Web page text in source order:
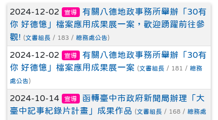
文章列表
2024-12-02 宣導
有關八德地政事務所舉辦「30有
你 好德憶」檔案應用成果展一案，歡迎踴躍前往參
觀! (文書組長 / 183 / 總務處公告)
2024-12-02 宣導
有關八德地政事務所舉辦「30有
你 好德憶」檔案應用成果展一案 (文書組長 / 181 / 總務
處公告)
2024-10-14 宣導
函轉臺中市政府新聞局辦理「大
臺中記事紀錄片計畫」成果作品 (文書組長 / 168 / 總務處